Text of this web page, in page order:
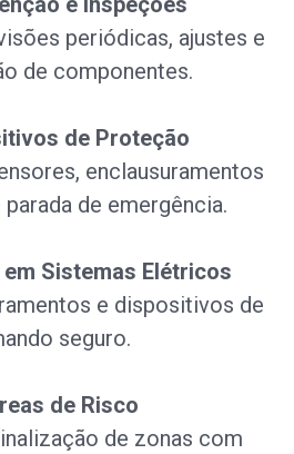
periódicas, ajustes e
de componentes.
de Proteção
enclausuramentos
de emergência.
Sistemas Elétricos
e dispositivos de
seguro.
de Risco
de zonas com